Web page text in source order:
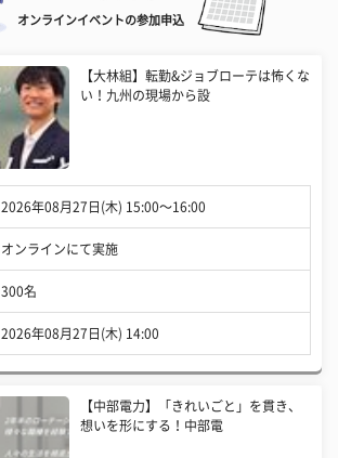
オンラインイベントの参加申込
【大林組】転勤&ジョブローテは怖くな
い！九州の現場から設
2026年08月27日(木) 15:00〜16:00
オンラインにて実施
300名
2026年08月27日(木) 14:00
【中部電力】「きれいごと」を貫き、
想いを形にする！中部電